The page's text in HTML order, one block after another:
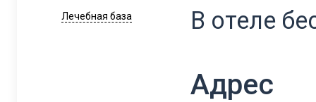
Лечебная база
В отеле
Адрес